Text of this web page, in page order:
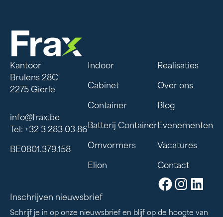
Kantoor
Brulens 28C
2275 Gierle
info@frax.be
Tel: +32 3 283 03 86
BE0801.379.158
Indoor
Cabinet
Container
Batterij Container
Omvormers
Elion
Realisaties
Over ons
Blog
Evenementen
Vacatures
Contact
Inschrijven nieuwsbrief
Schrijf je in op onze nieuwsbrief en blijf op de hoogte van